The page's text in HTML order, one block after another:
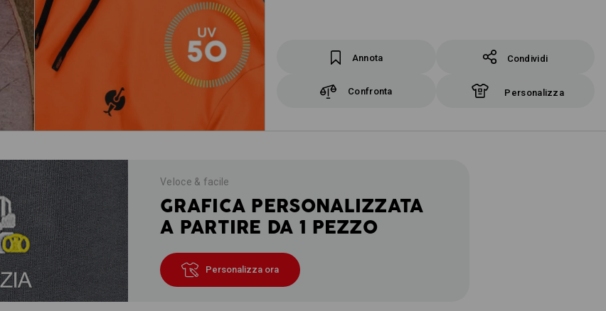
Annota Condividi
Confronta Personalizza
Veloce & facile
GRAFICA PERSONALIZZATA
A PARTIRE DA 1 PEZZO
Personalizza ora